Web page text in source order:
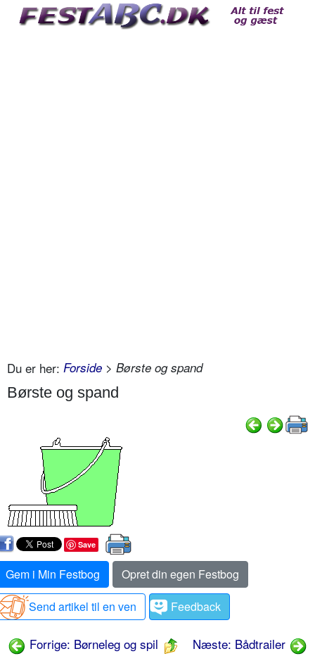
Du er her: Forside > Børste og spand
Børste og spand
Save
Gem i Min Festbog
Opret din egen Festbog
Send artikel til en ven
Feedback
Forrige: Børneleg og spil
Næste: Bådtrailer